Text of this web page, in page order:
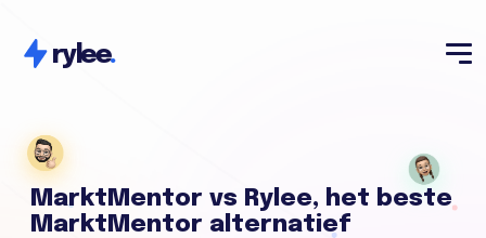
rylee.
MarktMentor vs Rylee, het beste
MarktMentor alternatief